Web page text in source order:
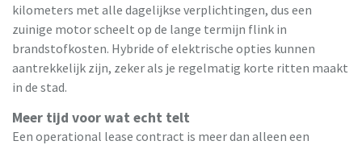
kilometers met alle dagelijkse verplichtingen, dus een
zuinige motor scheelt op de lange termijn flink in
brandstofkosten. Hybride of elektrische opties kunnen
aantrekkelijk zijn, zeker als je regelmatig korte ritten maakt
in de stad.
Meer tijd voor wat echt telt
Een operational lease contract is meer dan alleen een